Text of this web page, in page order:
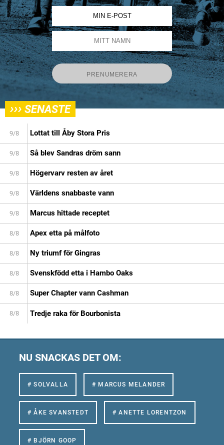
››› SENASTE
9/8 Lottat till Åby Stora Pris
9/8 Så blev Sandras dröm sann
9/8 Högervarv resten av året
9/8 Världens snabbaste vann
9/8 Marcus hittade receptet
8/8 Apex etta på målfoto
8/8 Ny triumf för Gingras
8/8 Svenskfödd etta i Hambo Oaks
8/8 Super Chapter vann Cashman
8/8 Tredje raka för Bourbonista
NU SNACKAS DET OM:
# SOLVALLA # MARCUS MELANDER
# ÅKE SVANSTEDT # ANETTE LORENTZON
# BJÖRN GOOP